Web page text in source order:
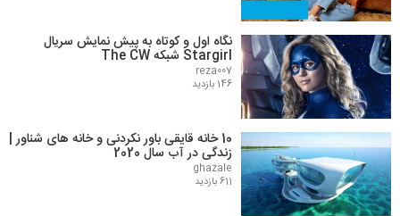
نگاه اول و کوتاه به پیش نمایش سریال
Stargirl شبکه The CW
reza007
146 بازدید
10 خانه قایقی باور نکردنی و خانه های شناور |
زندگی در آب سال 2020
ghazale
611 بازدید